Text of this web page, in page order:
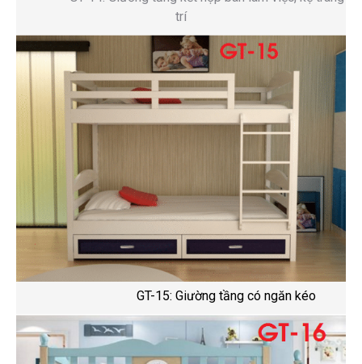
trí
GT-15: Giường tầng có ngăn kéo